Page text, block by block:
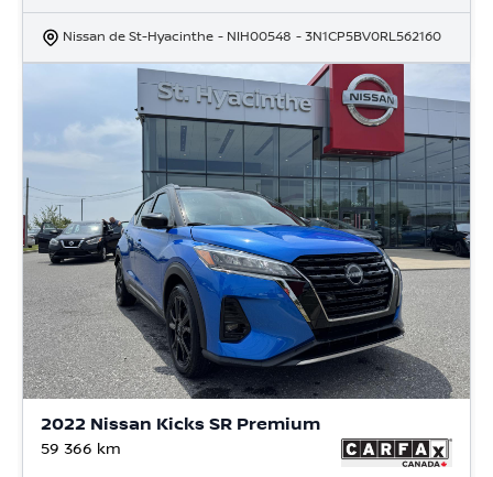
Nissan de St-Hyacinthe - NIH00548 - 3N1CP5BV0RL562160
2022 Nissan Kicks SR Premium
59 366 km